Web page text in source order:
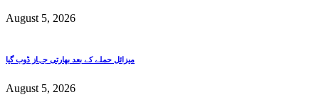
August 5, 2026
میزائل حملے کے بعد بھارتی جہاز ڈوب گیا
August 5, 2026